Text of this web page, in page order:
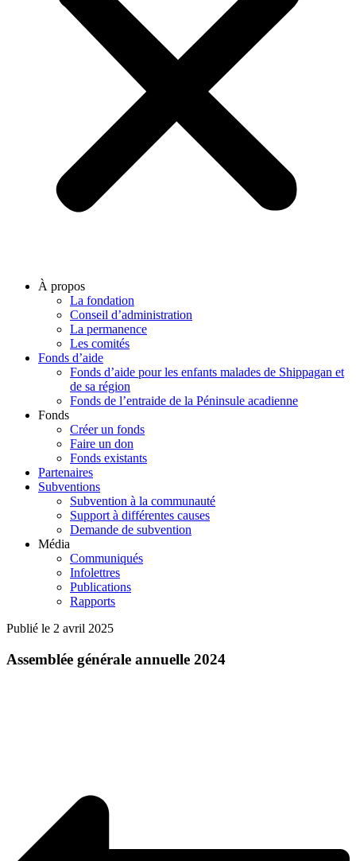
À propos
La fondation
Conseil d’administration
La permanence
Les comités
Fonds d’aide
Fonds d’aide pour les enfants malades de Shippagan et
de sa région
Fonds de l’entraide de la Péninsule acadienne
Fonds
Créer un fonds
Faire un don
Fonds existants
Partenaires
Subventions
Subvention à la communauté
Support à différentes causes
Demande de subvention
Média
Communiqués
Infolettres
Publications
Rapports
Publié le 2 avril 2025
Assemblée générale annuelle 2024